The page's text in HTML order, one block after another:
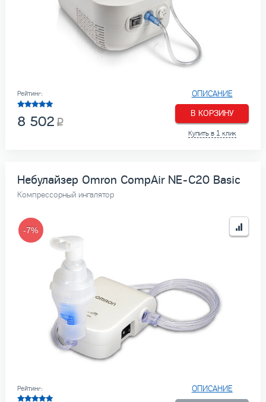
ОПИСАНИЕ
В КОРЗИНУ
Купить в 1 клик
Рейтинг:
8 502
Небулайзер Omron CompAir NE-C20 Basic
Компрессорный ингалятор
-7%
ОПИСАНИЕ
Рейтинг: